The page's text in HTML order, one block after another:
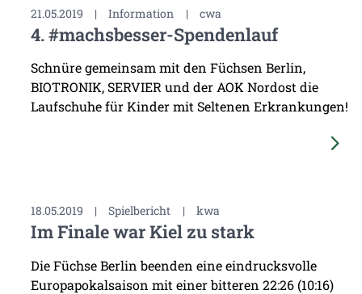
21.05.2019 | Information | cwa
4. #machsbesser-Spendenlauf
Schnüre gemeinsam mit den Füchsen Berlin,
BIOTRONIK, SERVIER und der AOK Nordost die
Laufschuhe für Kinder mit Seltenen Erkrankungen!
18.05.2019 | Spielbericht | kwa
Im Finale war Kiel zu stark
Die Füchse Berlin beenden eine eindrucksvolle
Europapokalsaison mit einer bitteren 22:26 (10:16)